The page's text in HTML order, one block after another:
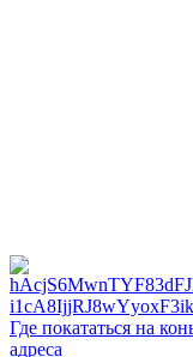
Где покататься на
адреса